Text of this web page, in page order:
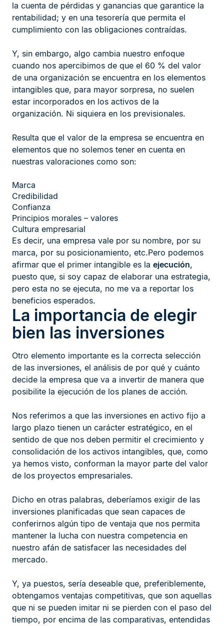
la cuenta de pérdidas y ganancias que garantice la
rentabilidad; y en una tesorería que permita el
cumplimiento con las obligaciones contraídas.
Y, sin embargo, algo cambia nuestro enfoque
cuando nos apercibimos de que el 60 % del valor
de una organización se encuentra en los elementos
intangibles que, para mayor sorpresa, no suelen
estar incorporados en los activos de la
organización. Ni siquiera en los previsionales.
Resulta que el valor de la empresa se encuentra en
elementos que no solemos tener en cuenta en
nuestras valoraciones como son:
Marca
Credibilidad
Confianza
Principios morales – valores
Cultura empresarial
Es decir, una empresa vale por su nombre, por su
marca, por su posicionamiento, etc.Pero podemos
afirmar que el primer intangible es la ejecución,
puesto que, si soy capaz de elaborar una estrategia,
pero esta no se ejecuta, no me va a reportar los
beneficios esperados.
La importancia de elegir
bien las inversiones
Otro elemento importante es la correcta selección
de las inversiones, el análisis de por qué y cuánto
decide la empresa que va a invertir de manera que
posibilite la ejecución de los planes de acción.
Nos referimos a que las inversiones en activo fijo a
largo plazo tienen un carácter estratégico, en el
sentido de que nos deben permitir el crecimiento y
consolidación de los activos intangibles, que, como
ya hemos visto, conforman la mayor parte del valor
de los proyectos empresariales.
Dicho en otras palabras, deberíamos exigir de las
inversiones planificadas que sean capaces de
conferirnos algún tipo de ventaja que nos permita
mantener la lucha con nuestra competencia en
nuestro afán de satisfacer las necesidades del
mercado.
Y, ya puestos, sería deseable que, preferiblemente,
obtengamos ventajas competitivas, que son aquellas
que ni se pueden imitar ni se pierden con el paso del
tiempo, por encima de las comparativas, entendidas